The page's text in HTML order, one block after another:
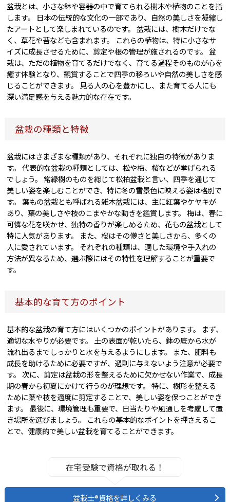
盆栽とは、小さな鉢や容器の中で育てられる樹木や植物のことを指
します。 日本の伝統的な文化の一部であり、自然の美しさを凝縮し
たアートとして楽しまれているのです。 盆栽には、樹木だけでな
く、草花や苔なども含まれます。 これらの植物は、特に小さなサ
イズに成長させるために、剪定や根の管理が施されるのです。 盆
栽は、ただの植物を育てるだけでなく、育てる過程そのものが心を
癒す体験となり、観賞することで四季の移ろいや自然の美しさを感
じることができます。 見る人の心を豊かにし、また育てる人にも
深い満足感を与える魅力的な存在です。
盆栽の種類と特徴
盆栽にはさまざまな種類があり、それぞれに独自の特徴がありま
す。 代表的な盆栽の種類としては、松や梅、桜などが挙げられる
でしょう。 常緑樹のものを総じて松柏盆栽と言い、四季を通じて
美しい姿を楽しむことができ、特に冬の雪景色に映える姿は格別で
す。 葉もの盆栽とも呼ばれる雑木盆栽には、主に紅葉やケヤキが
あり、葉の美しさや枝のこまやかな動きを鑑賞します。 梅は、春に
可憐な花を咲かせ、独特の香りが楽しめるため、花もの盆栽として
特に人気があります。 また、桜はその儚さと美しさから、多くの
人に愛されています。 それぞれの種類は、適した環境や手入れの
方法が異なるため、選ぶ際にはその特性を理解することが重要で
す。
基本的な育て方のポイント
基本的な盆栽の育て方にはいくつかのポイントがあります。 まず、
適切な水やりが必要です。 土の表面が乾いたら、鉢の底から水が
流れ出るまでしっかりと水を与えるようにします。 また、肥料も
成長を助けるために必要ですが、過剰に与えないよう注意が必要で
す。 次に、剪定は盆栽の形を整えるために欠かせない作業で、成長
期の春から初夏にかけて行うのが理想です。 特に、樹形を整える
ために葉や枝を適度に剪定することで、美しい姿を保つことができ
ます。 最後に、環境管理も重要で、日当たりや風通しを考慮して置
き場所を選びましょう。 これらの基本的なポイントを押さえるこ
とで、健康的で美しい盆栽を育てることができます。
在宅受験で資格が取れる！
盆栽士®資格を詳しくみる